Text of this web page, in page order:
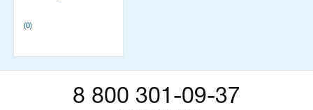
(0)
8 800 301-09-37